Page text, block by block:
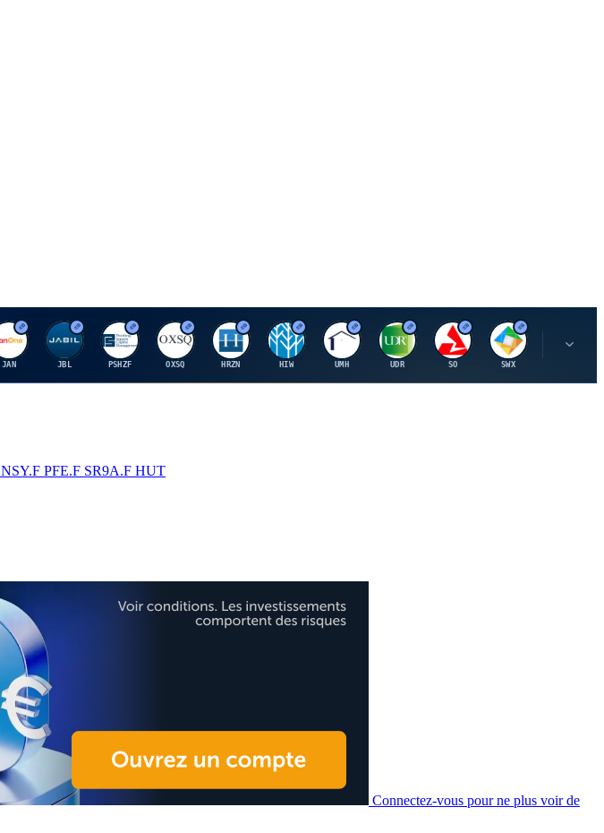
J
JAN
J
JBL
P
PSHZF
O
OXSQ
H
HRZN
H
HIW
U
UMH
U
UDR
S
SO
S
SWX
S
NSY.F PFE.F SR9A.F HUT
Connectez-vous pour ne plus voir de